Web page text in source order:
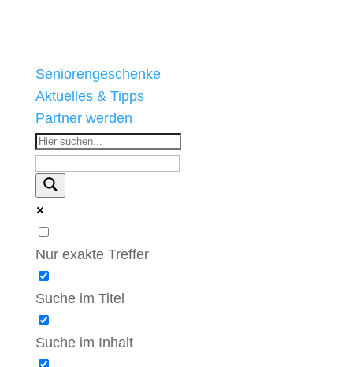
Seniorengeschenke
Aktuelles & Tipps
Partner werden
Nur exakte Treffer
Suche im Titel
Suche im Inhalt